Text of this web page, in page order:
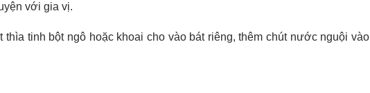
với gia vị.
thìa tinh bột ngô hoặc khoai cho vào bát riêng, thêm chút nước nguội vào